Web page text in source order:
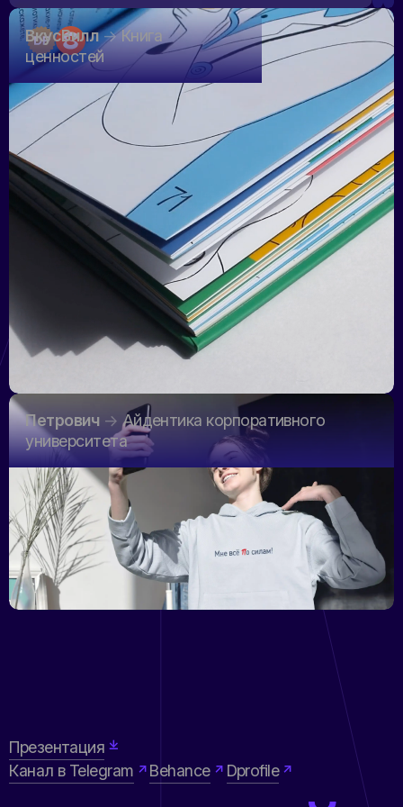
ВкусВилл
Книга
ценностей
Петрович
Айдентика корпоративного
университета
Презентация
Канал в Telegram
Behance Dprofile